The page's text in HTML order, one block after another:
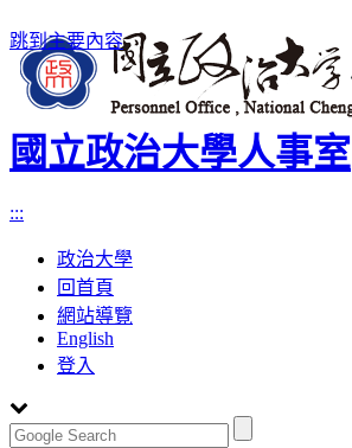
跳到主要內容
國立政治大學人事室
:::
政治大學
回首頁
網站導覽
English
登入